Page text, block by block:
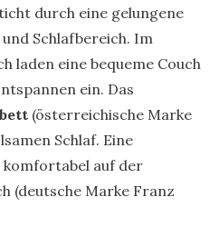
durch eine gelungene
Schlafbereich. Im
laden eine bequeme Couch
ein. Das
(österreichische Marke
Schlaf. Eine
komfortabel auf der
(deutsche Marke Franz